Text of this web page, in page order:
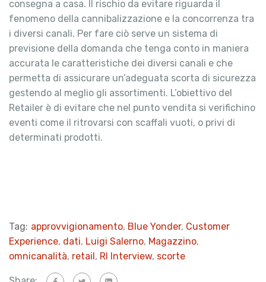
consegna a casa. Il rischio da evitare riguarda il
fenomeno della cannibalizzazione e la concorrenza tra
i diversi canali. Per fare ciò serve un sistema di
previsione della domanda che tenga conto in maniera
accurata le caratteristiche dei diversi canali e che
permetta di assicurare un’adeguata scorta di sicurezza
gestendo al meglio gli assortimenti. L’obiettivo del
Retailer è di evitare che nel punto vendita si verifichino
eventi come il ritrovarsi con scaffali vuoti, o privi di
determinati prodotti.
Tag: approvvigionamento, Blue Yonder, Customer
Experience, dati, Luigi Salerno, Magazzino,
omnicanalità, retail , RI Interview, scorte